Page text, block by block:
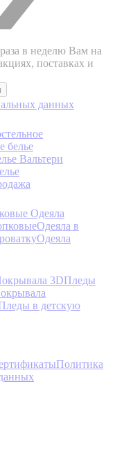
в неделю Вам на
поставках и
данных
белье
Вальтери
Одеяла
Одеяла в
Одеяла
3DПледы
в детскую
Политика